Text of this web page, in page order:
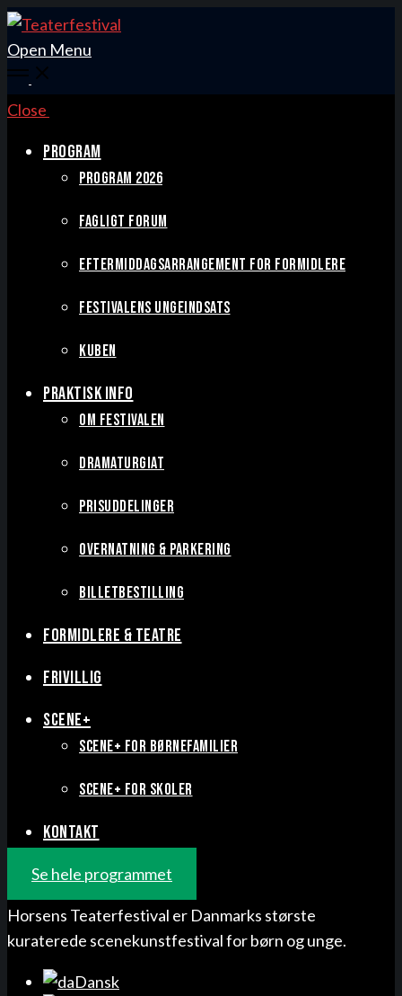
Open Menu
Close
PROGRAM
PROGRAM 2026
FAGLIGT FORUM
EFTERMIDDAGSARRANGEMENT FOR FORMIDLERE
FESTIVALENS UNGEINDSATS
KUBEN
PRAKTISK INFO
OM FESTIVALEN
DRAMATURGIAT
PRISUDDELINGER
OVERNATNING & PARKERING
BILLETBESTILLING
FORMIDLERE & TEATRE
FRIVILLIG
SCENE+
SCENE+ FOR BØRNEFAMILIER
SCENE+ FOR SKOLER
KONTAKT
Se hele programmet
Horsens Teaterfestival er Danmarks største
kuraterede scenekunstfestival for børn og unge.
Dansk